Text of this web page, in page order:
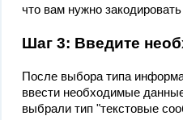
что вам нужно
Шаг 3: Введите
После выбора типа
ввести необходимые
выбрали тип "текстовые